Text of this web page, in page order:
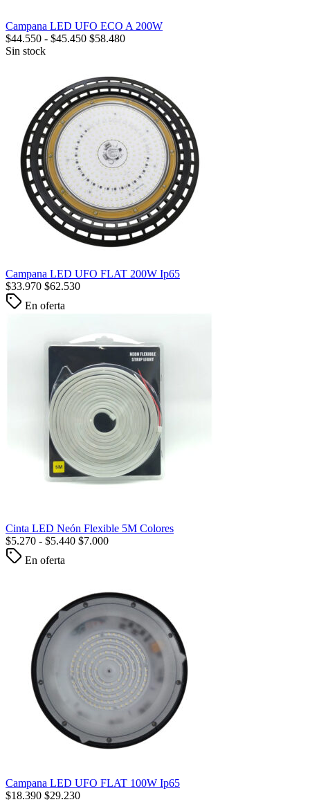
Campana LED UFO ECO A 200W
$44.550 - $45.450 $58.480
Sin stock
Campana LED UFO FLAT 200W Ip65
$33.970 $62.530
En oferta
Cinta LED Neón Flexible 5M Colores
$5.270 - $5.440 $7.000
En oferta
Campana LED UFO FLAT 100W Ip65
$18.390 $29.230